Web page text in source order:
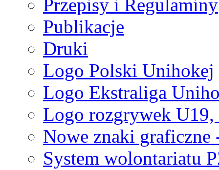
Przepisy i Regulaminy
Publikacje
Druki
Logo Polski Unihokej
Logo Ekstraliga
Logo rozgrywek
Nowe znaki graficzne
System wolontariatu